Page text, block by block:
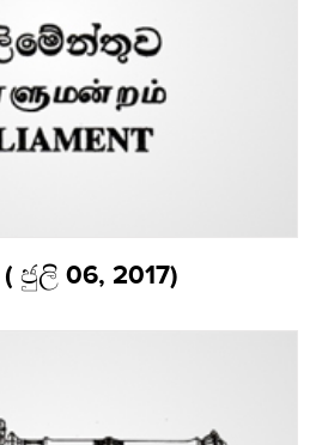
ජුලි 06, 2017)